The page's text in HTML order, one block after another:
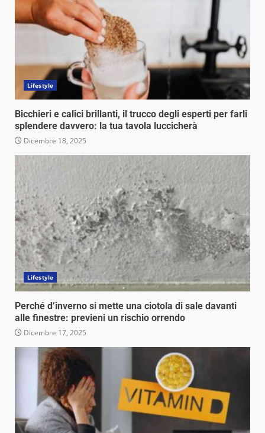
Lifestyle
Bicchieri e calici brillanti, il trucco degli esperti per farli
splendere davvero: la tua tavola luccicherà
Dicembre 18, 2025
Lifestyle
Perché d’inverno si mette una ciotola di sale davanti
alle finestre: previeni un rischio orrendo
Dicembre 17, 2025